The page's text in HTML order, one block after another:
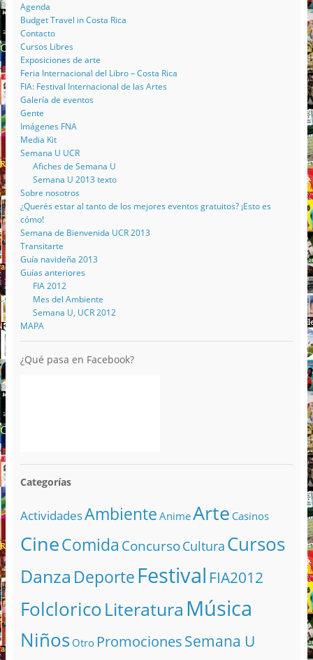
Agenda
Budget Travel in Costa Rica
Contacto
Cursos Libres
Exposiciones de arte
Feria Internacional del Libro – Costa Rica
FIA: Festival Internacional de las Artes
Galería de eventos
Gente
Imágenes FNA
Media Kit
Semana U UCR
Afiches de Semana U
Semana U 2013 texto
Sobre nosotros
¿Querés estar al tanto de los mejores eventos gratuitos? ¡Esto es
cómo!
Semana de Bienvenida UCR 2013
Transitarte
Guía navideña 2013
Guías anteriores
FIA 2012
Mes del Ambiente
Semana U, UCR 2012
MAPA
¿Qué pasa en Facebook?
Categorías
ActividadesAmbiente AnimeArte Casinos
CineComida ConcursoCultura Cursos
Danza DeporteFestival FIA2012
FolcloricoLiteratura Música
Niños Otro PromocionesSemana U